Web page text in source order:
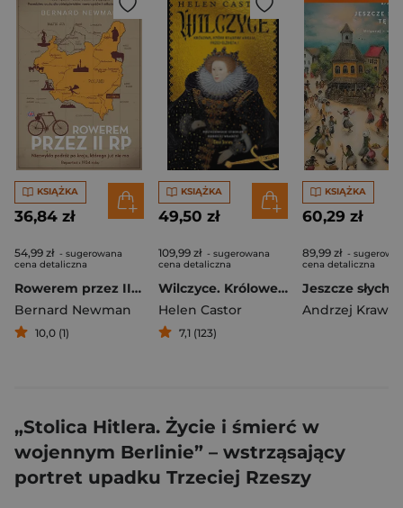
KSIĄŻKA
36,84 zł
54,99 zł - sugerowana
cena detaliczna
Rowerem przez II RP wyd. 2025
Bernard Newman
10,0 (1)
KSIĄŻKA
49,50 zł
109,99 zł - sugerowana
cena detaliczna
Wilczyce. Królowe, które rządziły Anglią przed Elżbietą I
Helen Castor
7,1 (123)
KSIĄŻKA
60,29 zł
89,99 zł -
cena detaliczna
Andrzej
„Stolica Hitlera. Życie i śmierć w
wojennym Berlinie” – wstrząsający
portret upadku Trzeciej Rzeszy